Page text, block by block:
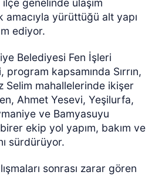
amacıyla yürüttüğü alt yapı
ediyor.
Belediyesi Fen İşleri
kapsamında Sırrın,
Selim mahallelerinde ikişer
Ahmet Yesevi, Yeşilurfa,
ve Bamyasuyu
ekip yol yapım, bakım ve
sürdürüyor.
sonrası zarar gören